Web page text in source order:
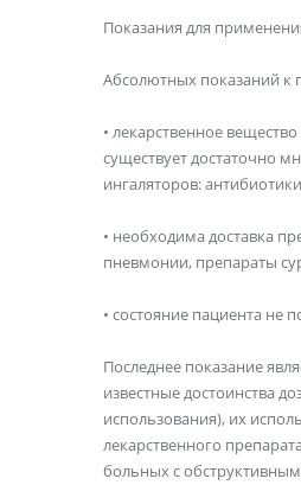
Показания для
Абсолютных показаний к
• лекарственное
существует достаточно
ингаляторов:
• необходима доставка
пневмонии, препараты
• состояние пациента не
Последнее показание
известные достоинства
использования), их
лекарственного
больных с